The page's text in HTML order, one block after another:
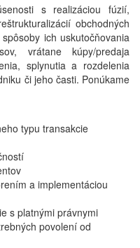
s realizáciou fúzií,
obchodných
ich uskutočňovania
vrátane kúpy/predaja
splynutia a rozdelenia
či jeho časti. Ponúkame
typu transakcie
a implementáciou
s platnými právnymi
povolení od